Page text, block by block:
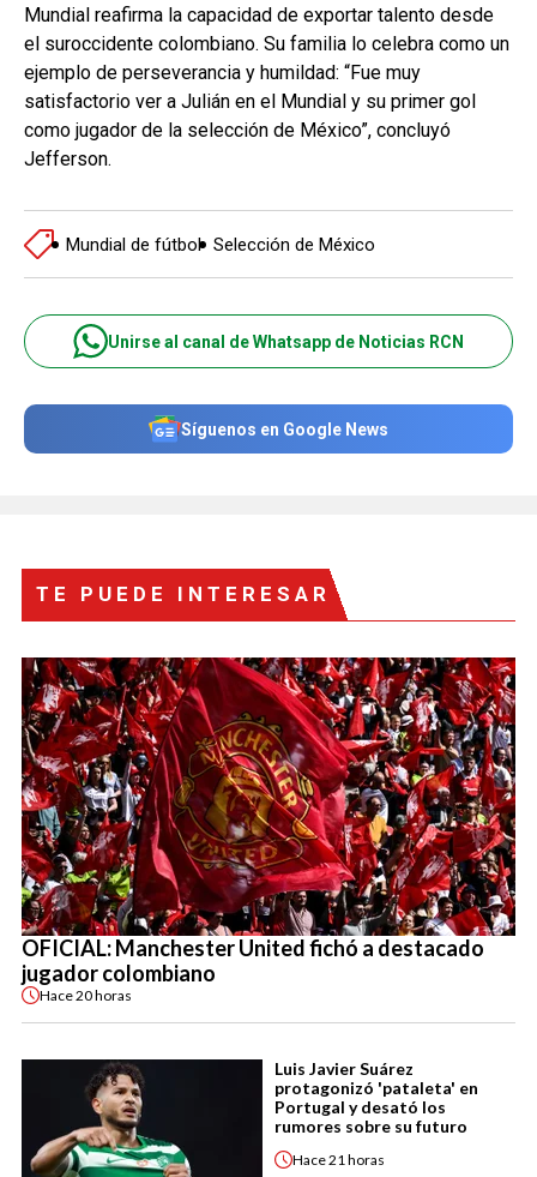
Mundial reafirma la capacidad de exportar talento desde
el suroccidente colombiano. Su familia lo celebra como un
ejemplo de perseverancia y humildad: “Fue muy
satisfactorio ver a Julián en el Mundial y su primer gol
como jugador de la selección de México”, concluyó
Jefferson.
Mundial de fútbol Selección de México
Unirse al canal de Whatsapp de Noticias RCN
Síguenos en Google News
TE PUEDE INTERESAR
OFICIAL: Manchester United fichó a destacado
jugador colombiano
Hace20 horas
Luis Javier Suárez
protagonizó 'pataleta' en
Portugal y desató los
rumores sobre su futuro
Hace21 horas